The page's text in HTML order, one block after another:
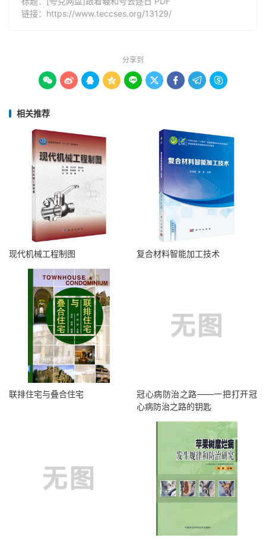
链接： https://www.teccses.org/13129/
分享到
        
相关推荐
现代机械工程制图 复合材料智能加工技术
联排住宅与叠合住宅
冠心病防治之路——一把打开冠
心病防治之路的钥匙